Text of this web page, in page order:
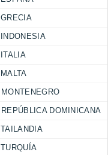
GRECIA
INDONESIA
ITALIA
MALTA
MONTENEGRO
REPÚBLICA DOMINICANA
TAILANDIA
TURQUÍA